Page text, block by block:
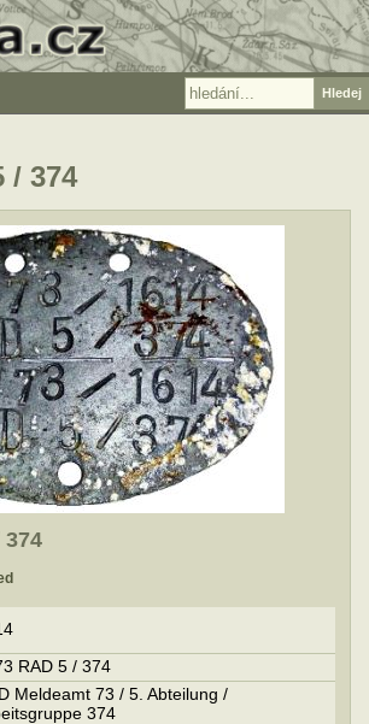
/ 374
374
RAD 5 / 374
Meldeamt 73 / 5. Abteilung /
374